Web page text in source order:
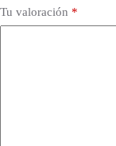
Tu valoración *